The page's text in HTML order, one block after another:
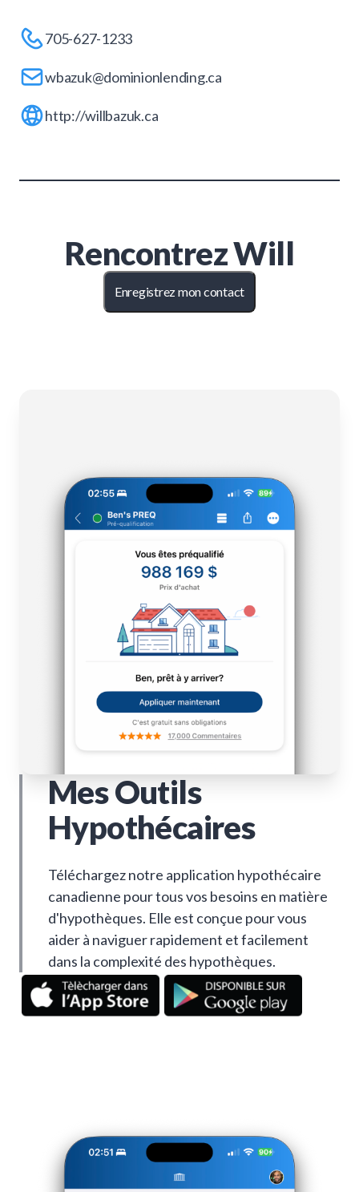
705-627-1233
wbazuk@dominionlending.ca
http://willbazuk.ca
RencontrezWill
Enregistrez mon contact
Mes Outils
Hypothécaires
Téléchargez notre application hypothécaire
canadienne pour tous vos besoins en matière
d'hypothèques. Elle est conçue pour vous
aider à naviguer rapidement et facilement
dans la complexité des hypothèques.